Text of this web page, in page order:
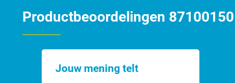
Productbeoordelingen
Jouw mening telt